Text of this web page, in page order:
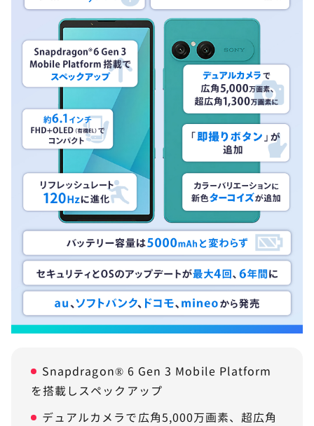
Snapdragon® 6 Gen 3 Mobile Platform
を搭載しスペックアップ
デュアルカメラで広角5,000万画素、超広角